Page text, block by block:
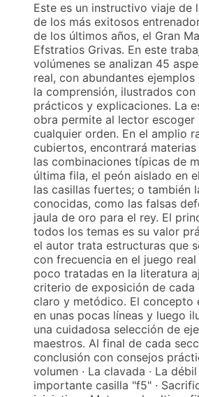
Este es un instructivo viaje de
de los más exitosos
de los últimos años, el Gran
Efstratios Grivas. En este
volúmenes se analizan 45
real, con abundantes ejemplos
la comprensión, ilustrados con
prácticos y explicaciones. La
obra permite al lector escoger
cualquier orden. En el amplio
cubiertos, encontrará
las combinaciones típicas de
última fila, el peón aislado en
las casillas fuertes; o también
conocidas, como las falsas
jaula de oro para el rey. El
todos los temas es su valor
el autor trata estructuras que
con frecuencia en el juego
poco tratadas en la literatura
criterio de exposición de cada
claro y metódico. El concepto
en unas pocas líneas y luego
una cuidadosa selección de
maestros. Al final de cada
conclusión con consejos
volumen · La clavada · La
importante casilla "f5" ·